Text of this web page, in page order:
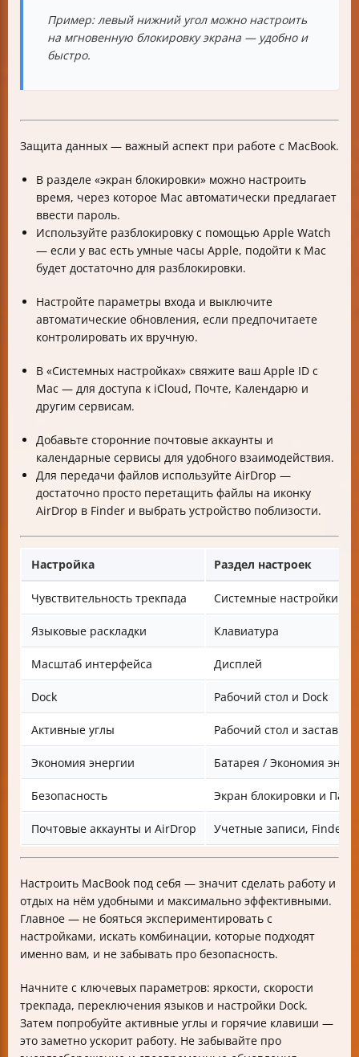
Пример: левый нижний угол можно настроить
на мгновенную блокировку экрана — удобно и
быстро.
Защита данных — важный аспект при работе с MacBook.
В разделе «экран блокировки» можно настроить
время, через которое Mac автоматически предлагает
ввести пароль.
Используйте разблокировку с помощью Apple Watch
— если у вас есть умные часы Apple, подойти к Mac
будет достаточно для разблокировки.
Настройте параметры входа и выключите
автоматические обновления, если предпочитаете
контролировать их вручную.
В «Системных настройках» свяжите ваш Apple ID с
Mac — для доступа к iCloud, Почте, Календарю и
другим сервисам.
Добавьте сторонние почтовые аккаунты и
календарные сервисы для удобного взаимодействия.
Для передачи файлов используйте AirDrop —
достаточно просто перетащить файлы на иконку
AirDrop в Finder и выбрать устройство поблизости.
Настройка Раздел настроек
Чувствительность трекпада Системные настройки →
Языковые раскладки Клавиатура
Масштаб интерфейса Дисплей
Dock Рабочий стол и Dock
Активные углы Рабочий стол и заставка
Экономия энергии Батарея / Экономия
Безопасность Экран блокировки и
Почтовые аккаунты и AirDrop Учетные записи, Finder
Настроить MacBook под себя — значит сделать работу и
отдых на нём удобными и максимально эффективными.
Главное — не бояться экспериментировать с
настройками, искать комбинации, которые подходят
именно вам, и не забывать про безопасность.
Начните с ключевых параметров: яркости, скорости
трекпада, переключения языков и настройки Dock.
Затем попробуйте активные углы и горячие клавиши —
это заметно ускорит работу. Не забывайте про